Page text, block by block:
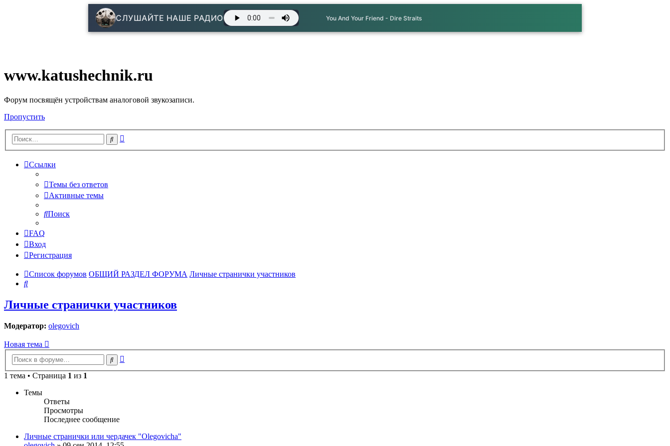
СЛУШАЙТЕ НАШЕ РАДИО You And Your Friend - Dire Straits
www.katushechnik.ru
Форум посвящён устройствам аналоговой звукозаписи.
Пропустить
Поиск
Ссылки
Темы без ответов
Активные темы
Поиск
FAQ
Вход
Регистрация
Список форумов ОБЩИЙ РАЗДЕЛ ФОРУМА Личные странички участников
Поиск
Личные странички участников
Модератор: olegovich
Новая тема
Поиск
1 тема • Страница 1 из 1
Темы
Ответы
Просмотры
Последнее сообщение
Личные странички или чердачек "Olegovicha"